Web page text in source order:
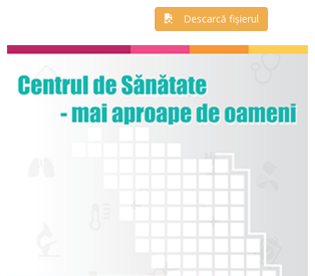
Descarcă fișierul